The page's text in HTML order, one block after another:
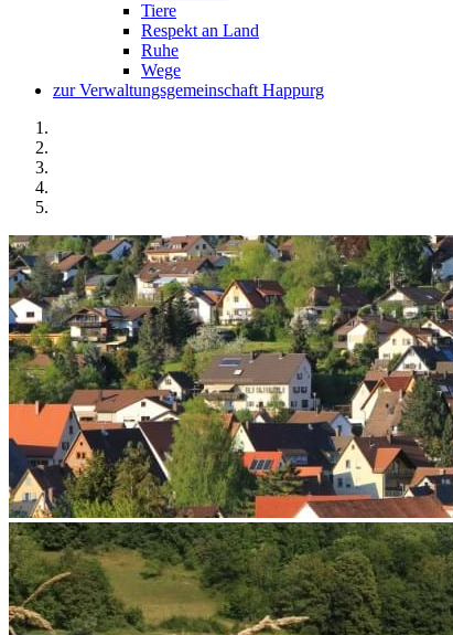
Tiere
Respekt an Land
Ruhe
Wege
zur Verwaltungsgemeinschaft Happurg